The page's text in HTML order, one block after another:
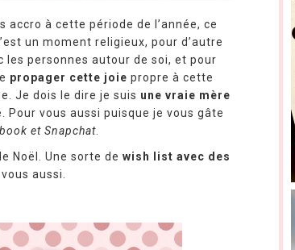
accro à cette période de l’année, ce
un moment religieux, pour d’autre
les personnes autour de soi, et pour
propager cette joie propre à cette
Je dois le dire je suis une vraie mère
vous aussi puisque je vous gâte
et Snapchat.
Noël. Une sorte de wish list avec des
aussi.